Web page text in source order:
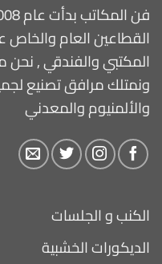
القطاعين العام والخاص
المكتبي والفندقي ,
ونمتلك مرافق تصنيع
والألمنيوم والمعدني
الكنب و الجلسات
الديكورات الخشبية